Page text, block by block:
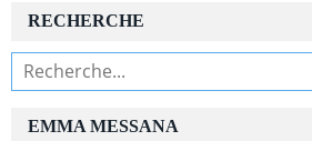
RECHERCHE
EMMA MESSANA